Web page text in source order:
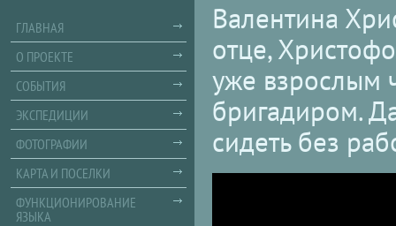
Валентина
отце,
уже взрослым
бригадиром.
сидеть без
ГЛАВНАЯ
О ПРОЕКТЕ
СОБЫТИЯ
ЭКСПЕДИЦИИ
ФОТОГРАФИИ
КАРТА И ПОСЕЛКИ
ФУНКЦИОНИРОВАНИЕ
ЯЗЫКА